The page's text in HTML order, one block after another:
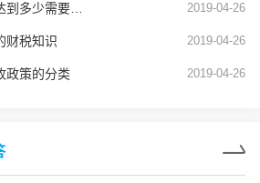
门头沟每个体户营业额达到多少需要建账？ 2019-04-26
财税知识 2019-04-26
策的分类 2019-04-26